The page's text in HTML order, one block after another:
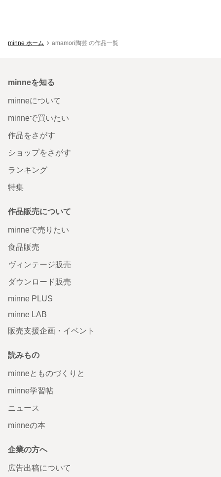
minne ホーム amamori陶芸 の作品一覧
minneを知る
minneについて
minneで買いたい
作品をさがす
ショップをさがす
ランキング
特集
作品販売について
minneで売りたい
食品販売
ヴィンテージ販売
ダウンロード販売
minne PLUS
minne LAB
販売支援企画・イベント
読みもの
minneとものづくりと
minne学習帖
ニュース
minneの本
企業の方へ
広告出稿について